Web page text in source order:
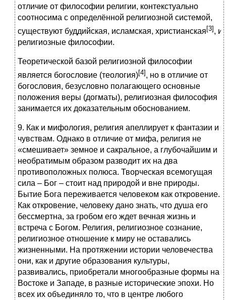
отличие от философии религии, контекстуально
соотносима с определённой религиозной системой,
существуют буддийская, исламская, христианская [3] ,
религиозные философии.
Теоретической базой религиозной философии
является богословие (теология)[4] , но в отличие от
богословия, безусловно полагающего основные
положения веры (догматы), религиозная философия
занимается их доказательным обоснованием.
9. Как и мифология, религия апеллирует к фантазии и
чувствам. Однако в отличие от мифа, религия не
«смешивает» земное и сакральное, а глубочайшим и
необратимым образом разводит их на два
противоположных полюса. Творческая всемогущая
сила – Бог – стоит над природой и вне природы.
Бытие Бога переживается человеком как откровение.
Как откровение, человеку дано знать, что душа его
бессмертна, за гробом его ждет вечная жизнь и
встреча с Богом. Религия, религиозное сознание,
религиозное отношение к миру не оставались
жизненными. На протяжении истории человечества
они, как и другие образования культуры,
развивались, приобретали многообразные формы на
Востоке и Западе, в разные исторические эпохи. Но
всех их объединяло то, что в центре любого